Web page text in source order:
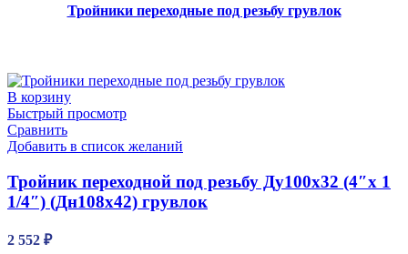
Тройники переходные под резьбу грувлок
В корзину
Быстрый просмотр
Сравнить
Добавить в список желаний
Тройник переходной под резьбу Ду100х32 (4″х 1
1/4″) (Дн108х42) грувлок
2 552 ₽